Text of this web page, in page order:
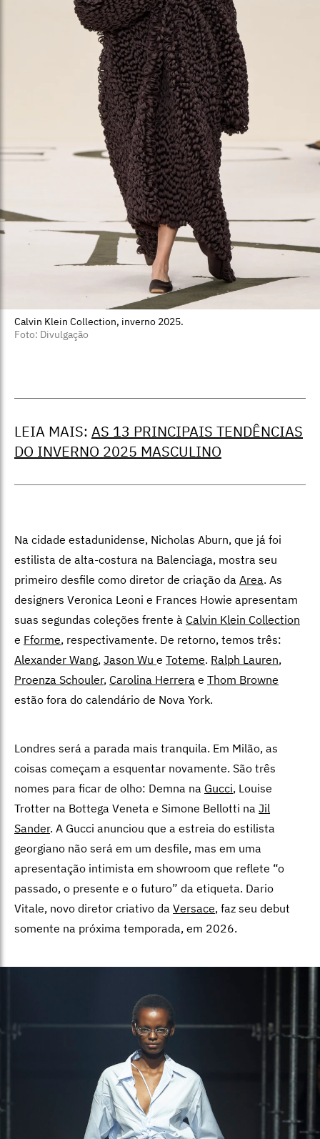
Calvin Klein Collection, inverno 2025.
Foto: Divulgação
LEIA MAIS: AS 13 PRINCIPAIS TENDÊNCIAS
DO INVERNO 2025 MASCULINO
Na cidade estadunidense, Nicholas Aburn, que já foi
estilista de alta-costura na Balenciaga, mostra seu
primeiro desfile como diretor de criação da Area. As
designers Veronica Leoni e Frances Howie apresentam
suas segundas coleções frente à Calvin Klein Collection
e Fforme, respectivamente. De retorno, temos três:
Alexander Wang, Jason Wu e Toteme. Ralph Lauren,
Proenza Schouler, Carolina Herrera e Thom Browne
estão fora do calendário de Nova York.
Londres será a parada mais tranquila. Em Milão, as
coisas começam a esquentar novamente. São três
nomes para ficar de olho: Demna na Gucci, Louise
Trotter na Bottega Veneta e Simone Bellotti na Jil
Sander. A Gucci anunciou que a estreia do estilista
georgiano não será em um desfile, mas em uma
apresentação intimista em showroom que reflete “o
passado, o presente e o futuro” da etiqueta. Dario
Vitale, novo diretor criativo da Versace, faz seu debut
somente na próxima temporada, em 2026.